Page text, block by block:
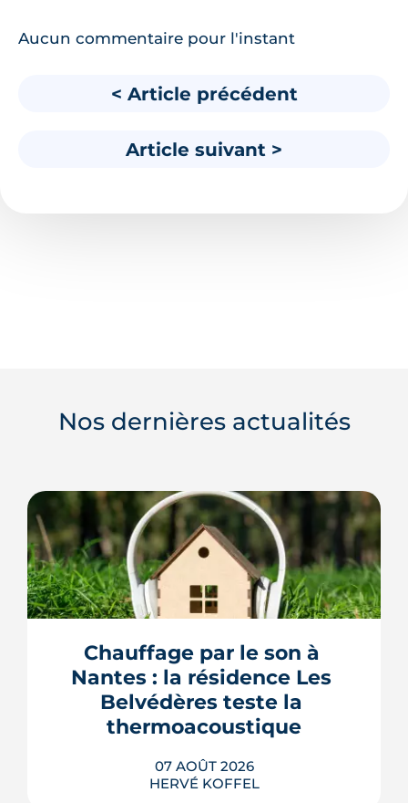
Aucun commentaire pour l'instant
< Article précédent
Article suivant >
Nos dernières actualités
Chauffage par le son à
Nantes : la résidence Les
Belvédères teste la
thermoacoustique
07 AOÛT 2026
HERVÉ KOFFEL